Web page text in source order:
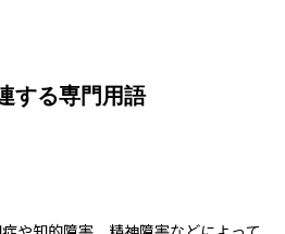
する専門用語